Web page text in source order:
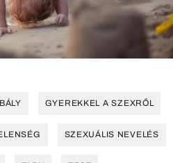
GYEREKKEL A SZEXRŐL
SZEXUÁLIS NEVELÉS